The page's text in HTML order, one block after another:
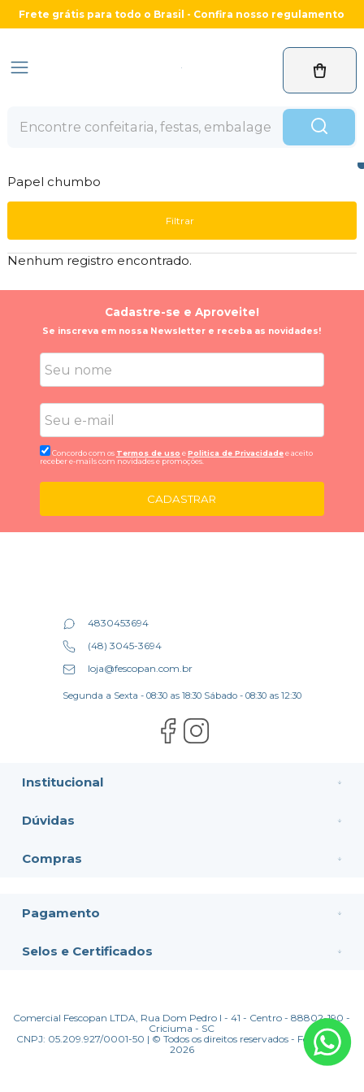
Frete grátis para todo o Brasil - Confira nosso regulamento
Papel chumbo
Filtrar
Nenhum registro encontrado.
Cadastre-se e Aproveite!
Se inscreva em nossa Newsletter e receba as novidades!
Concordo com os Termos de uso ePolitica de Privacidadee aceito
receber e-mails com novidades e promoções.
CADASTRAR
Institucional
Dúvidas
Compras
4830453694
(48) 3045-3694
loja@fescopan.com.br
Segunda a Sexta - 08:30 as 18:30 Sábado - 08:30 as 12:30
Pagamento
Selos e Certificados
Comercial Fescopan LTDA, Rua Dom Pedro I - 41 - Centro - 88802-190 -
Criciuma - SC
CNPJ: 05.209.927/0001-50 | © Todos os direitos reservados - Fescopan -
2026